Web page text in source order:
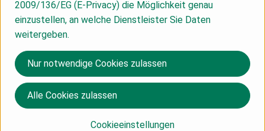
Bitte die leeren Flaschen über die Ökokiste wieder
zurückgeben.
Zutaten: Wasser, 42% Apfelsaft*, Kohlensäure
Fruchtgehalt mind. 50%
Streuobstkelterei Gohla
2009/136/EG (E-Privacy) die Möglichkeit genau
einzustellen, an welche Dienstleister Sie Daten
weitergeben.
Cookieeinstellungen
Nur notwendige Cookies zulassen
Alle Cookies zulassen